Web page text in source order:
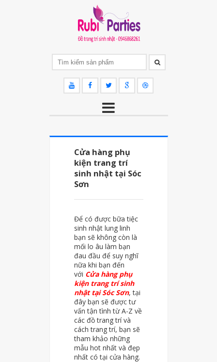
Cửa hàng phụ
kiện trang trí
sinh nhật tại Sóc
Sơn
Để có được bữa tiệc
sinh nhật lung linh
bạn sẽ không còn là
mối lo âu làm bạn
đau đầu để suy nghĩ
nữa khi bạn đến
với Cửa hàng phụ
kiện trang trí sinh
nhật tại Sóc Sơn, tại
đây bạn sẽ được tư
vấn tận tình từ A-Z về
các đồ trang trí và
cách trang trí, bạn sẽ
tham khảo những
mẫu hot nhất và đẹp
nhất có tại cửa hàng.